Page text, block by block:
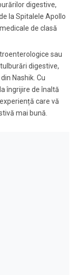
digestive,
la Spitalele Apollo
de clasă
sau
digestive,
Nashik. Cu
îngrijire de înaltă
care vă
mai bună.